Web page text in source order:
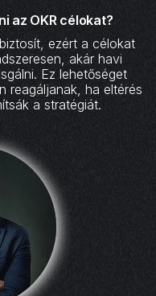
az OKR célokat?
ezért a célokat
akár havi
Ez lehetőséget
reagáljanak, ha eltérés
a stratégiát.‍